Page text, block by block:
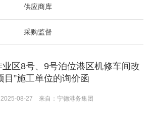
供应商库
采购监督
业区8号、9号泊位港区机修车间改
目”施工单位的询价函
2025-08-27 来自：宁德港务集团